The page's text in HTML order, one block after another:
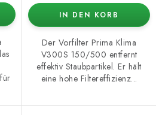
IN DEN KORB
Der Vorfilter Prima Klima
V300S 150/500 entfernt
effektiv Staubpartikel. Er hält
eine hohe Filtereffizienz...